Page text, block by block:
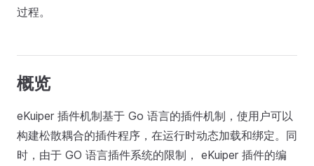
过程。
概览
eKuiper 插件机制基于 Go 语言的插件机制，使用户可以
构建松散耦合的插件程序，在运行时动态加载和绑定。同
时，由于 GO 语言插件系统的限制， eKuiper 插件的编